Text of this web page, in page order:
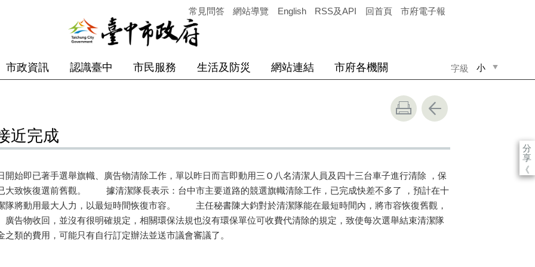
常見問答 網站導覽 English RSS及API 回首頁 市府電子報
字級 小
市政資訊 認識臺中 市民服務 生活及防災 網站連結 市府各機關
分
享
《
近完成
始即已著手選舉旗幟、廣告物清除工作，單以昨日而言即動用三Ｏ八名清潔人員及四十三台車子進行清除 ，保
大致恢復選前舊觀。 據清潔隊長表示：台中市主要道路的競選旗幟清除工作，已完成快差不多了 ，預計在十
隊將動用最大人力，以最短時間恢復市容。 主任秘書陳大鈞對於清潔隊能在最短時間內，將市容恢復舊觀，
告物收回，並沒有很明確規定，相關環保法規也沒有環保單位可收費代清除的規定，致使每次選舉結束清潔隊
類的費用，可能只有自行訂定辦法並送市議會審議了。